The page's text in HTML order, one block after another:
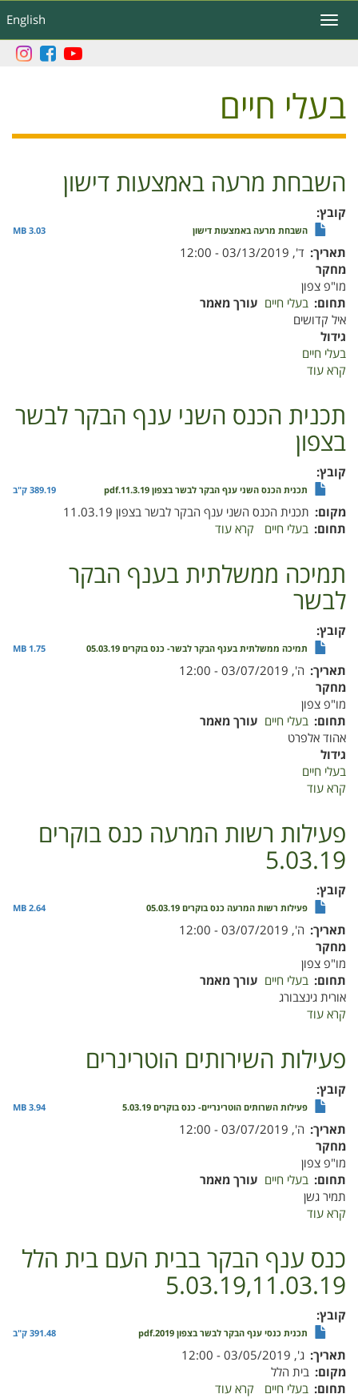
לתוכן
העיקרי
English
Toggle
navigation
בעלי חיים
השבחת מרעה באמצעות דישון
קובץ
השבחת מרעה באמצעות דישון 3.03 MB
תאריך ד', 03/13/2019 - 12:00
מחקר
מו"פ צפון
תחום בעלי חיים עורך מאמר
איל קדושים
גידול
בעלי חיים
קרא עוד
באמצעות
דישון
תכנית הכנס השני ענף הבקר לבשר
בצפון
קובץ
תכנית הכנס השני ענף הבקר לבשר בצפון 11.3.19.pdf 389.19 ק"ב
מקום תכנית הכנס השני ענף הבקר לבשר בצפון 11.03.19
תחום בעלי חיים קרא עוד
השני
בצפון
תמיכה ממשלתית בענף הבקר
לבשר
קובץ
תמיכה ממשלתית בענף הבקר לבשר- כנס בוקרים 05.03.19 1.75 MB
תאריך ה', 03/07/2019 - 12:00
מחקר
מו"פ צפון
תחום בעלי חיים עורך מאמר
אהוד אלפרט
גידול
בעלי חיים
קרא עוד
ממשלתית
בענף
הבקר
לבשר
פעילות רשות המרעה כנס בוקרים
5.03.19
קובץ
פעילות רשות המרעה כנס בוקרים 05.03.19 2.64 MB
תאריך ה', 03/07/2019 - 12:00
מחקר
מו"פ צפון
תחום בעלי חיים עורך מאמר
אורית גינצבורג
קרא עוד
רשות
המרעה
5.03.19
פעילות השירותים הוטרינרים
קובץ
פעילות השרותים הוטרינריים- כנס בוקרים 5.03.19 3.94 MB
תאריך ה', 03/07/2019 - 12:00
מחקר
מו"פ צפון
תחום בעלי חיים עורך מאמר
תמיר גשן
קרא עוד
הוטרינרים
כנס ענף הבקר בבית העם בית הלל
5.03.19,11.03.19
קובץ
תכנית כנסי ענף הבקר לבשר בצפון 2019.pdf 391.48 ק"ב
תאריך ג', 03/05/2019 - 12:00
מקום בית הלל
תחום בעלי חיים קרא עוד